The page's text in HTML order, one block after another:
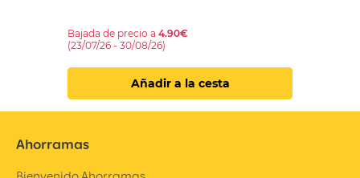
Bajada de precio a 4.90€
(23/07/26 - 30/08/26)
Añadir a la cesta
Ahorramas